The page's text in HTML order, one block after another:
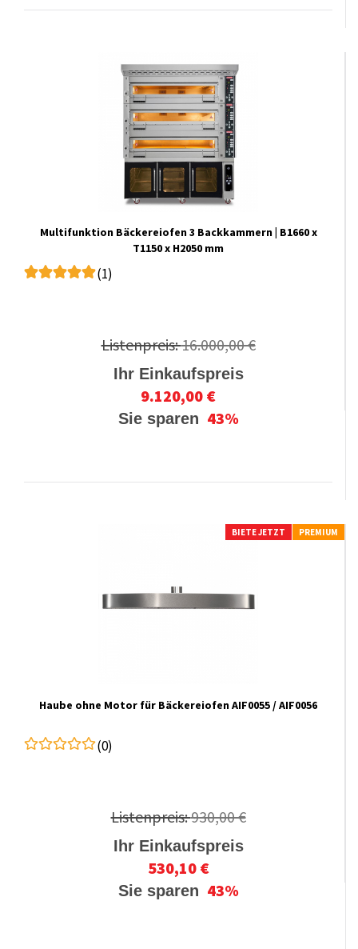
Multifunktion Bäckereiofen 3 Backkammern | B1660 x
T1150 x H2050 mm
(1)
Listenpreis:16.000,00 €
Ihr Einkaufspreis
9.120,00 €
Sie sparen 43%
BIETE JETZT PREMIUM
Haube ohne Motor für Bäckereiofen AIF0055 / AIF0056
(0)
Listenpreis:930,00 €
Ihr Einkaufspreis
530,10 €
Sie sparen 43%